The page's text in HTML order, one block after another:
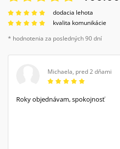
dodacia lehota
kvalita komunikácie
* hodnotenia za posledných 90 dní
Michaela, pred 2 dňami
Roky objednávam, spokojnosť